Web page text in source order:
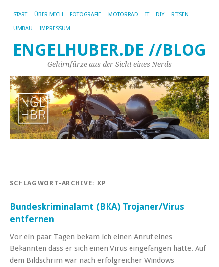
START ÜBER MICH FOTOGRAFIE MOTORRAD IT DIY REISEN
UMBAU IMPRESSUM
ENGELHUBER.DE //BLOG
Gehirnfürze aus der Sicht eines Nerds
SCHLAGWORT-ARCHIVE: XP
Bundeskriminalamt (BKA) Trojaner/Virus
entfernen
Vor ein paar Tagen bekam ich einen Anruf eines
Bekannten dass er sich einen Virus eingefangen hätte. Auf
dem Bildschrim war nach erfolgreicher Windows